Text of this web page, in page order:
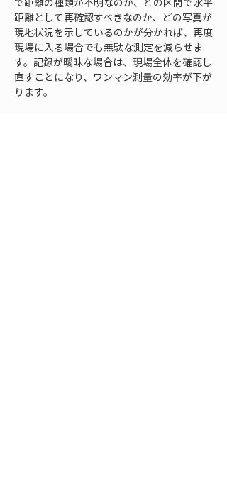
距離として再確認すべきなのか、どの写真が
現地状況を示しているのかが分かれば、再度
現場に入る場合でも無駄な測定を減らせま
す。記録が曖昧な場合は、現場全体を確認し
直すことになり、ワンマン測量の効率が下が
ります。